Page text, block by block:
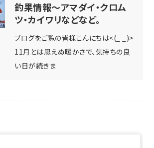
釣果情報～アマダイ・クロム
ツ・カイワリなどなど。
ブログをご覧の皆様こんにちは<(_ _)>
11月とは思えぬ暖かさで、気持ちの良
い日が続きま